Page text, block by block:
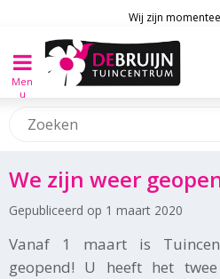
Men
u
Wij zijn
We zijn weer
Gepubliceerd op 1 maart 2020
Vanaf 1 maart is
geopend! U heeft het